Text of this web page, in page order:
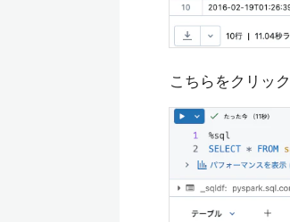
こちらをクリッ